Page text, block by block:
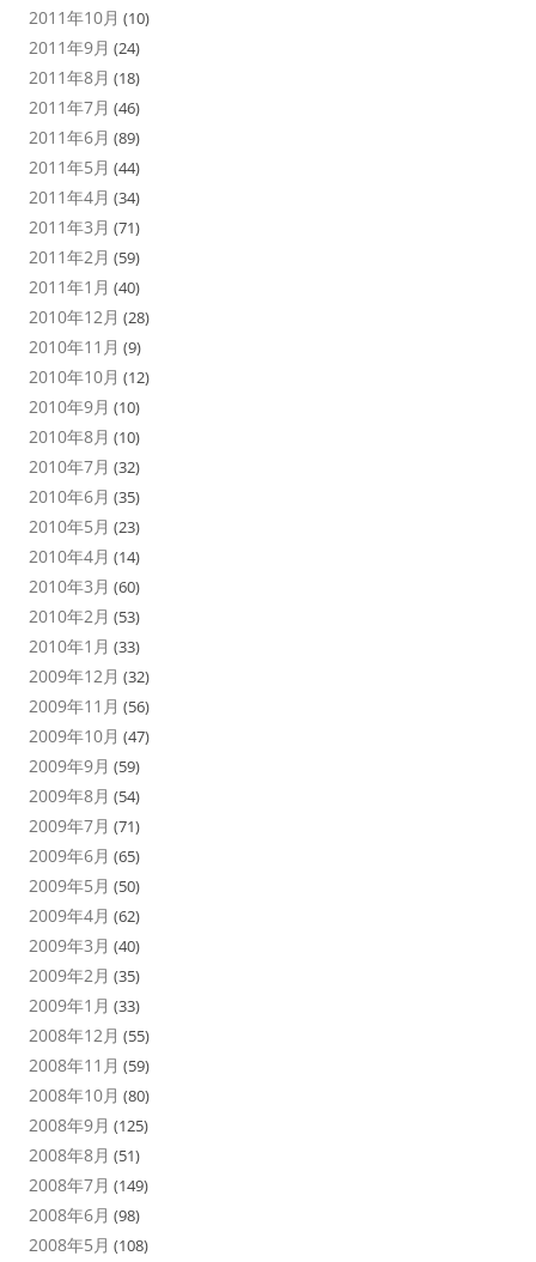
2011年10月 (10)
2011年9月 (24)
2011年8月 (18)
2011年7月 (46)
2011年6月 (89)
2011年5月 (44)
2011年4月 (34)
2011年3月 (71)
2011年2月 (59)
2011年1月 (40)
2010年12月 (28)
2010年11月 (9)
2010年10月 (12)
2010年9月 (10)
2010年8月 (10)
2010年7月 (32)
2010年6月 (35)
2010年5月 (23)
2010年4月 (14)
2010年3月 (60)
2010年2月 (53)
2010年1月 (33)
2009年12月 (32)
2009年11月 (56)
2009年10月 (47)
2009年9月 (59)
2009年8月 (54)
2009年7月 (71)
2009年6月 (65)
2009年5月 (50)
2009年4月 (62)
2009年3月 (40)
2009年2月 (35)
2009年1月 (33)
2008年12月 (55)
2008年11月 (59)
2008年10月 (80)
2008年9月 (125)
2008年8月 (51)
2008年7月 (149)
2008年6月 (98)
2008年5月 (108)